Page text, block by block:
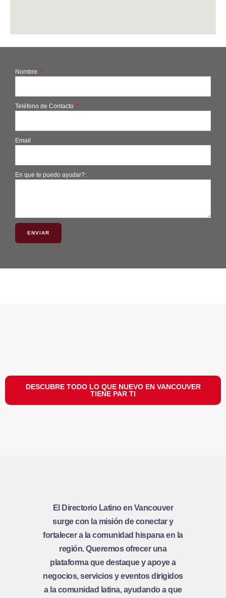
Nombre
Teléfono de Contacto
Email
En que te puedo ayudar?:
ENVIAR
DESCUBRE TODO LO QUE NUEVO EN VANCOUVER
TIENE PAR TI
El Directorio Latino en Vancouver
surge con la misión de conectar y
fortalecer a la comunidad hispana en la
región. Queremos ofrecer una
plataforma que destaque y apoye a
negocios, servicios y eventos dirigidos
a la comunidad latina, ayudando a que